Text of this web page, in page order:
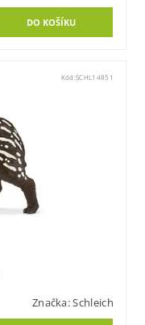
Kód:SCHL14851
Značka:Schleich